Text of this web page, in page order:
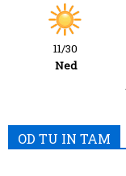
11/30
Ned
OD TU IN TAM